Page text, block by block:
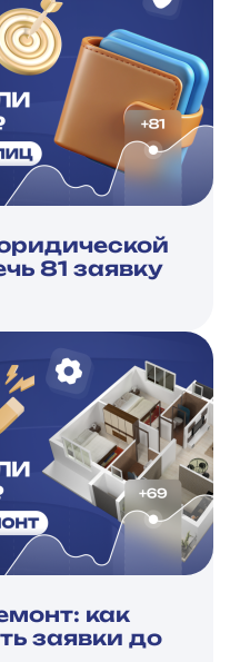
81 заявку
как
заявки до